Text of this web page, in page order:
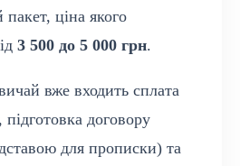
ціна якого
3 500 до 5 000 грн.
вже входить сплата
договору
для прописки) та